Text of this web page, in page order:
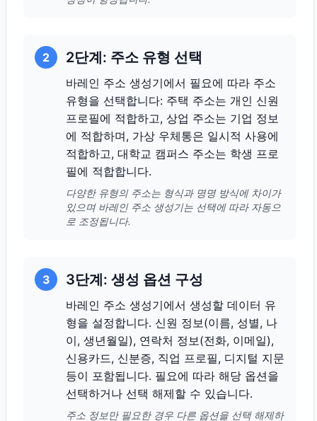
2 2단계: 주소 유형 선택
바레인 주소 생성기에서 필요에 따라 주소
유형을 선택합니다: 주택 주소는 개인 신원
프로필에 적합하고, 상업 주소는 기업 정보
에 적합하며, 가상 우체통은 일시적 사용에
적합하고, 대학교 캠퍼스 주소는 학생 프로
필에 적합합니다.
다양한 유형의 주소는 형식과 명명 방식에 차이가
있으며 바레인 주소 생성기는 선택에 따라 자동으
로 조정됩니다.
3 3단계: 생성 옵션 구성
바레인 주소 생성기에서 생성할 데이터 유
형을 설정합니다. 신원 정보(이름, 성별, 나
이, 생년월일), 연락처 정보(전화, 이메일),
신용카드, 신분증, 직업 프로필, 디지털 지문
등이 포함됩니다. 필요에 따라 해당 옵션을
선택하거나 선택 해제할 수 있습니다.
주소 정보만 필요한 경우 다른 옵션을 선택 해제하